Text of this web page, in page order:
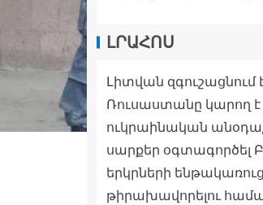
ԼՐԱՀՈՍ
Լիտվան զգուշացնում
Ռուսաստանը կարող է
ուկրաինական
սարքեր օգտագործել
երկրների
թիրախավորելու